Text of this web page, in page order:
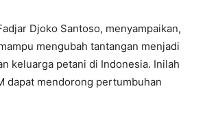
Djoko Santoso, menyampaikan,
mengubah tantangan menjadi
keluarga petani di Indonesia. Inilah
dapat mendorong pertumbuhan